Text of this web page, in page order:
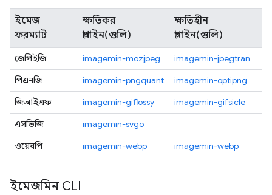
ইমেজ
ফরম্যাট
ক্ষতিকর
প্লাগইন(গুলি)
ক্ষতিহীন
প্লাগইন(গুলি)
জেপিইজি imagemin-mozjpeg
imagemin-jpegtran
পিএনজি
imagemin-pngquant
imagemin-optipng
জিআইএফ
imagemin-giflossy
imagemin-gifsicle
এসভিজি
imagemin-svgo
ওয়েবপি
imagemin-webp imagemin-webp
ইমেজমিন CLI